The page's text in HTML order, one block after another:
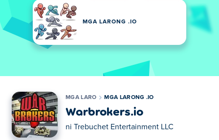
MGA LARONG .IO
MGA LARO MGA LARONG .IO
Warbrokers.io
ni Trebuchet Entertainment LLC